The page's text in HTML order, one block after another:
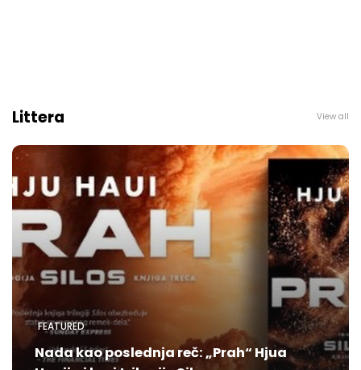
Littera View all
FEATURED
Nada kao poslednja reč: „Prah“ Hjua